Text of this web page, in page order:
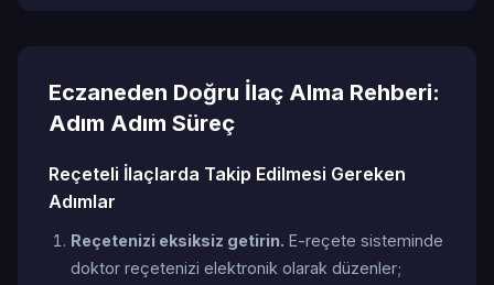
Eczaneden Doğru İlaç Alma Rehberi:
Adım Adım Süreç
Reçeteli İlaçlarda Takip Edilmesi Gereken
Adımlar
Reçetenizi eksiksiz getirin. E-reçete sisteminde
doktor reçetenizi elektronik olarak düzenler;